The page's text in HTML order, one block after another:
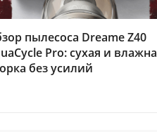
пылесоса Dreame Z40
Pro: сухая и
без усилий